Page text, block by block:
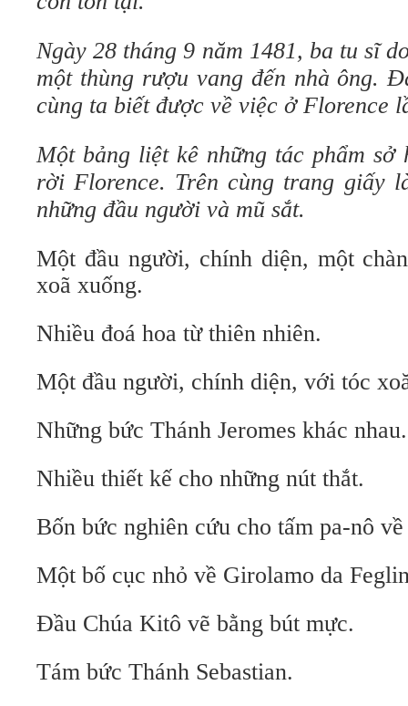
Ngày 28 tháng 9 năm 1481, ba tu sĩ
một thùng rượu vang đến nhà ông.
cùng ta biết được về việc ở Florence
Một bảng liệt kê những tác phẩm sở
rời Florence. Trên cùng trang giấy
những đầu người và mũ sắt.
Một đầu người, chính diện, một
xoã xuống.
Nhiều đoá hoa từ thiên nhiên.
Một đầu người, chính diện, với tóc
Những bức Thánh Jeromes khác nhau.
Nhiều thiết kế cho những nút thắt.
Bốn bức nghiên cứu cho tấm pa-nô
Một bố cục nhỏ về Girolamo da
Đầu Chúa Kitô vẽ bằng bút mực.
Tám bức Thánh Sebastian.